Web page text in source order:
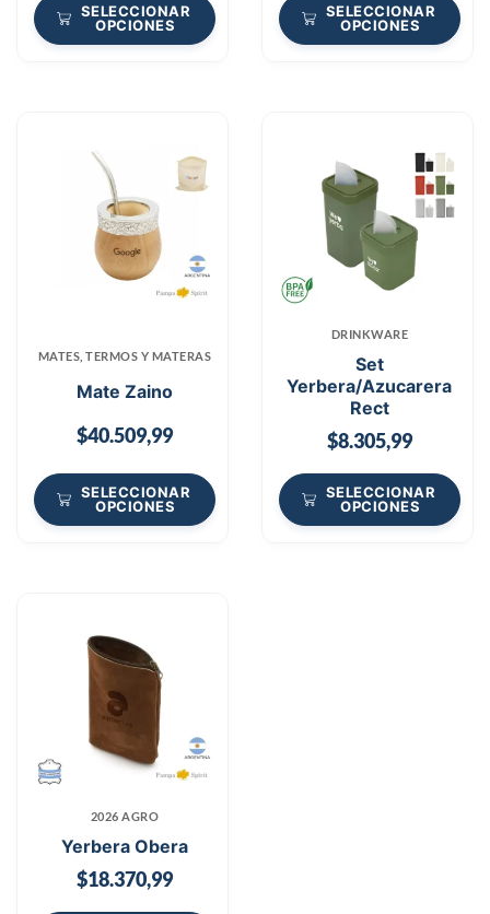
SELECCIONAR
OPCIONES
SELECCIONAR
OPCIONES
MATES, TERMOS Y MATERAS
Mate Zaino
$40.509,99
SELECCIONAR
OPCIONES
DRINKWARE
Set
Yerbera/Azucarera
Rect
$8.305,99
SELECCIONAR
OPCIONES
2026 AGRO
Yerbera Obera
$18.370,99